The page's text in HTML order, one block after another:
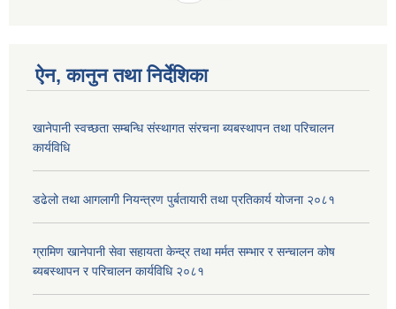
ऐन, कानुन तथा निर्देशिका
खानेपानी स्वच्छता सम्बन्धि संस्थागत संरचना ब्यबस्थापन तथा परिचालन
कार्यविधि
डढेलो तथा आगलागी नियन्त्रण पुर्बतायारी तथा प्रतिकार्य योजना २०८१
ग्रामिण खानेपानी सेवा सहायता केन्द्र तथा मर्मत सम्भार र सन्चालन कोष
ब्यबस्थापन र परिचालन कार्यविधि २०८१